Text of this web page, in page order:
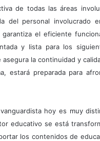
de todas las áreas
del personal
el eficiente
y lista para los
la continuidad y
estará preparada para
hoy es muy
educativo se está
los contenidos de